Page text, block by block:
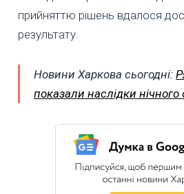
прийняттю рішень вдалося
результату.
Новини Харкова сьогодні:
показали наслідки нічного